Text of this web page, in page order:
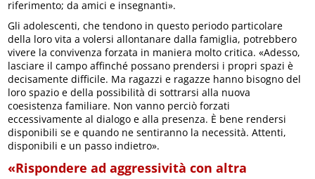
riferimento; da amici e insegnanti».
Gli adolescenti, che tendono in questo periodo particolare
della loro vita a volersi allontanare dalla famiglia, potrebbero
vivere la convivenza forzata in maniera molto critica. «Adesso,
lasciare il campo affinché possano prendersi i propri spazi è
decisamente difficile. Ma ragazzi e ragazze hanno bisogno del
loro spazio e della possibilità di sottrarsi alla nuova
coesistenza familiare. Non vanno perciò forzati
eccessivamente al dialogo e alla presenza. È bene rendersi
disponibili se e quando ne sentiranno la necessità. Attenti,
disponibili e un passo indietro».
«Rispondere ad aggressività con altra